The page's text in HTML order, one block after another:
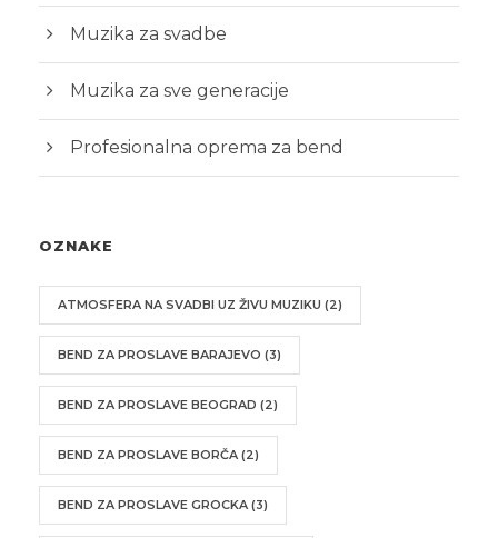
Muzika za svadbe
Muzika za sve generacije
Profesionalna oprema za bend
OZNAKE
ATMOSFERA NA SVADBI UZ ŽIVU MUZIKU (2)
BEND ZA PROSLAVE BARAJEVO (3)
BEND ZA PROSLAVE BEOGRAD (2)
BEND ZA PROSLAVE BORČA (2)
BEND ZA PROSLAVE GROCKA (3)